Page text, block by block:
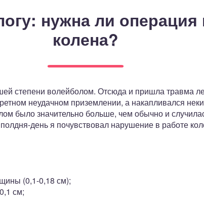
нужна ли
колена?
степени волейболом. Отсюда и пришла травма
неудачном приземлении, а накапливался
было значительно больше, чем обычно и
день я почувствовал нарушение в работе
(0,1-0,18 см);
см;